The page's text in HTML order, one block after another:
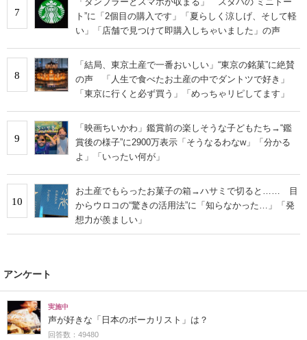
7
ト”に「2個目の購入です」「夏らしく涼しげ、そして軽
い」「店舗で見つけて即購入しちゃいました」の声
8
「結局、東京土産で一番おいしい」“東京の銘菓”に絶賛
の声 「人生で食べたお土産の中でダントツで好き」
「東京に行くと必ず買う」「めっちゃリピしてます」
9
「映画ちいかわ」鑑賞前の楽しそうな子どもたち→“鑑
賞後の様子”に2900万表示「そうなるわなw」「分かる
よ」「いったい何が」
10
お土産でもらったお菓子の箱→ハサミで切ると…… 目
からウロコの“驚きの活用法”に「知らなかった…」「発
想力が羨ましい」
アンケート
実施中
声が好きな「日本のボーカリスト」は？
回答数：49480